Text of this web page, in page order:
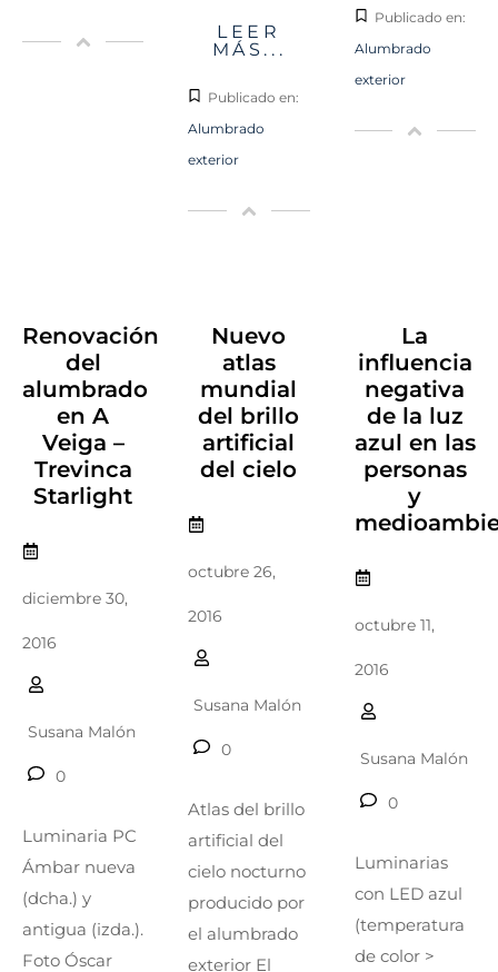
LEER
MÁS...
Publicado en:
Alumbrado
exterior
Publicado en:
Alumbrado
exterior
Renovación
del
alumbrado
en A
Veiga –
Trevinca
Starlight
diciembre 30,
2016
Susana Malón
0
Luminaria PC
Ámbar nueva
(dcha.) y
antigua (izda.).
Foto Óscar
Nuevo
atlas
mundial
del brillo
artificial
del cielo
octubre 26,
2016
Susana Malón
0
Atlas del brillo
artificial del
cielo nocturno
producido por
el alumbrado
exterior El
La
influencia
negativa
de la luz
azul en las
personas
y
octubre 11,
2016
Susana Malón
0
Luminarias
con LED azul
(temperatura
de color >